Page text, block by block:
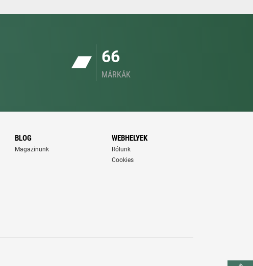
66
MÁRKÁK
BLOG
Magazinunk
WEBHELYEK
Rólunk
Cookies